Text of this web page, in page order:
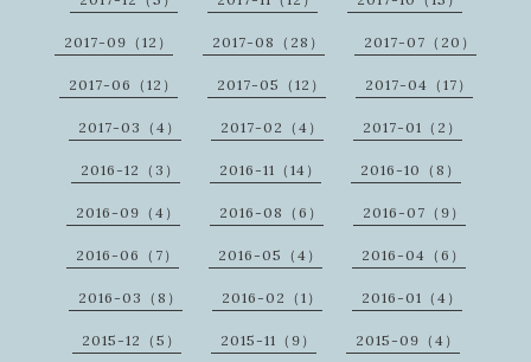
2017-09（12） 2017-08（28） 2017-07（20）
2017-06（12） 2017-05（12） 2017-04（17）
2017-03（4） 2017-02（4） 2017-01（2）
2016-12（3） 2016-11（14） 2016-10（8）
2016-09（4） 2016-08（6） 2016-07（9）
2016-06（7） 2016-05（4） 2016-04（6）
2016-03（8） 2016-02（1） 2016-01（4）
2015-12（5） 2015-11（9） 2015-09（4）